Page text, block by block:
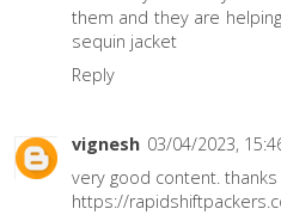
them and they are
sequin jacket
Reply
vignesh 03/04/2023,
very good content.
https://